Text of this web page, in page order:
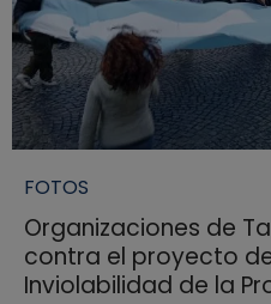
FOTOS
Organizaciones de
contra el proyecto
Inviolabilidad de la